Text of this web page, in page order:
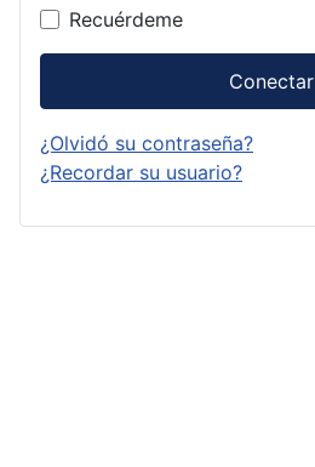
Recuérdeme
Conectar
¿Olvidó su contraseña?
¿Recordar su usuario?